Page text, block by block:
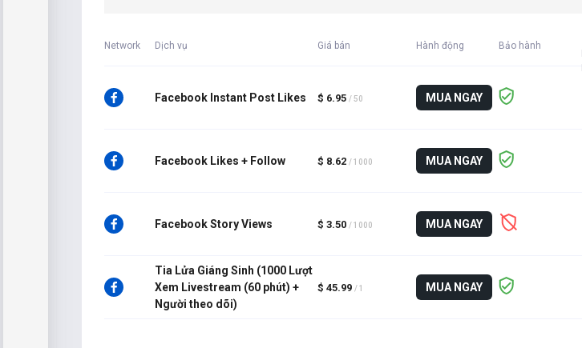
Network Dịch vụ Giá bán Hành động Bảo hành
Facebook Instant Post Likes $ 6.95 / 50 MUA NGAY
Facebook Likes + Follow $ 8.62 / 1000 MUA NGAY
Facebook Story Views $ 3.50 / 1000 MUA NGAY
Tia Lửa Giáng Sinh (1000 Lượt
Xem Livestream (60 phút) +
Người theo dõi)
$ 45.99 / 1 MUA NGAY